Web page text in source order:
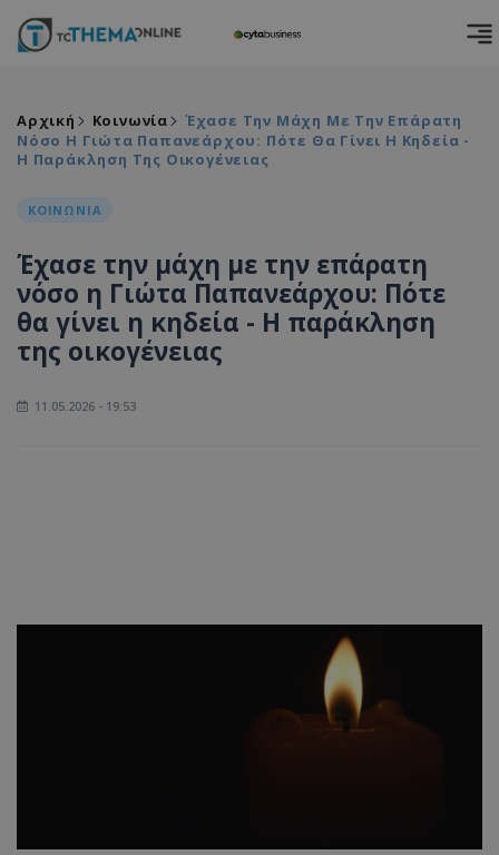
Αρχική Κοινωνία
Έχασε Την Μάχη Με Την Επάρατη
Νόσο Η Γιώτα Παπανεάρχου: Πότε Θα Γίνει Η Κηδεία -
Η Παράκληση Της Οικογένειας
ΚΟΙΝΩΝΙΑ
Έχασε την μάχη με την επάρατη
νόσο η Γιώτα Παπανεάρχου: Πότε
θα γίνει η κηδεία - Η παράκληση
της οικογένειας
11.05.2026 - 19:53